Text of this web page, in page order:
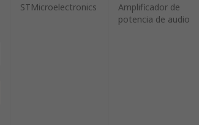
STMicroelectronics
Amplificador de
potencia de audio